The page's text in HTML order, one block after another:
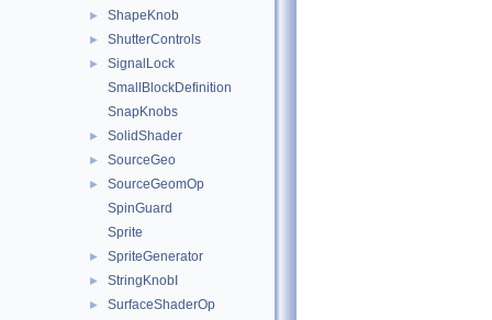
► ShapeKnob
► ShutterControls
►
SignalLock
SmallBlockDefinition
SnapKnobs
► SolidShader
► SourceGeo
►
SourceGeomOp
SpinGuard
Sprite
► SpriteGenerator
► StringKnobI
►
SurfaceShaderOp